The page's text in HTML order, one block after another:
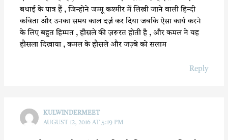
बधाई के पात्र हैं , जिन्होने जम्मू कश्मीर में लिखी जाने वाली हिन्दी
कविता और उनका समय काल दर्ज़ कर दिया जबकि ऐसा कार्य करने
के लिए बहुत हिम्मत , हौसले की ज़रूरत होती है , और कमल ने यह
हौसला दिखाया , कमल के हौसले और जज़्बे को सलाम
Reply
KULWINDERMEET
AUGUST 12, 2016 AT 5:19 PM